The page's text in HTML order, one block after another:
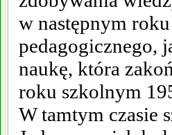
w następnym
pedagogicznego,
naukę, która
roku szkolnym
W tamtym czasie